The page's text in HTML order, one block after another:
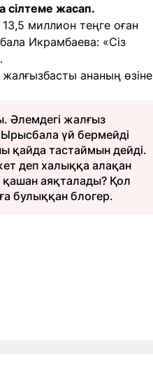
сілтеме жасап.
миллион теңге оған
Икрамбаева: «Сіз
ананың өзіне
Әлемдегі жалғыз
үй бермейді
қайда тастаймын дейді.
деп халыққа алақан
аяқталады? Қол
булыққан блогер.